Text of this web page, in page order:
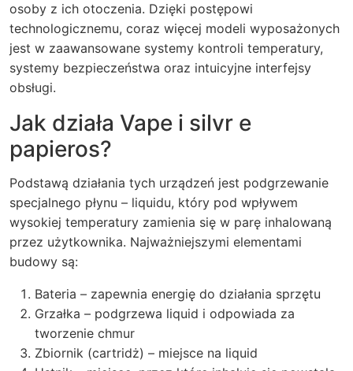
osoby z ich otoczenia. Dzięki postępowi
technologicznemu, coraz więcej modeli wyposażonych
jest w zaawansowane systemy kontroli temperatury,
systemy bezpieczeństwa oraz intuicyjne interfejsy
obsługi.
Jak działa Vape i silvr e
papieros?
Podstawą działania tych urządzeń jest podgrzewanie
specjalnego płynu – liquidu, który pod wpływem
wysokiej temperatury zamienia się w parę inhalowaną
przez użytkownika. Najważniejszymi elementami
budowy są:
Bateria – zapewnia energię do działania sprzętu
Grzałka – podgrzewa liquid i odpowiada za
tworzenie chmur
Zbiornik (cartridż) – miejsce na liquid